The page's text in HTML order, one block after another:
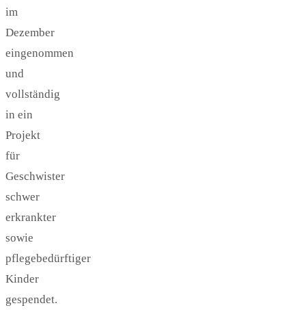
im
Dezember
eingenommen
und
vollständig
in ein
Projekt
für
Geschwister
schwer
erkrankter
sowie
pflegebedürftiger
Kinder
gespendet.